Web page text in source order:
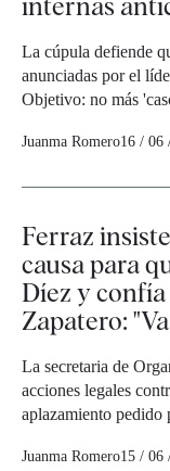
La cúpula defiende
anunciadas por el
Objetivo: no más
Juanma Romero16 / 06
Ferraz
causa para
Díez y
Zapatero:
La secretaria de
acciones legales
aplazamiento pedido
Juanma Romero15 / 06